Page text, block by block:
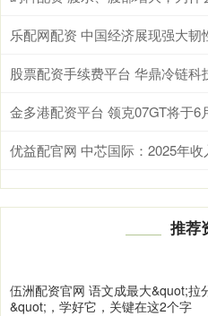
乐配网配资 中国经济展现强大韧
推荐
伍洲配资官网 语文成最大&quot;拉
&quot;，学好它，关键在这2个字